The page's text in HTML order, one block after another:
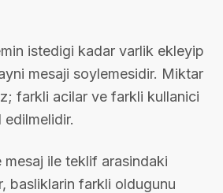
istedigi kadar varlik ekleyip
mesaji soylemesidir. Miktar
farkli acilar ve farkli kullanici
mesaj ile teklif arasindaki
basliklarin farkli oldugunu